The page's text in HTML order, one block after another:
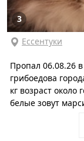
3
Ессентуки
Пропал 06.08.26
грибоедова
кг возраст около
белые зовут